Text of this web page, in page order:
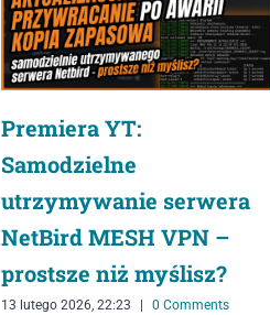
Premiera YT:
Samodzielne
utrzymywanie serwera
NetBird MESH VPN –
prostsze niż myślisz?
13 lutego 2026, 22:23 0 Comments